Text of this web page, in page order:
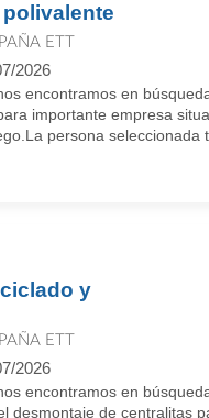
ETT
2026
encontramos en
importante empresa
persona seleccionada
y
ETT
2026
encontramos en
desmontaje de centralitas